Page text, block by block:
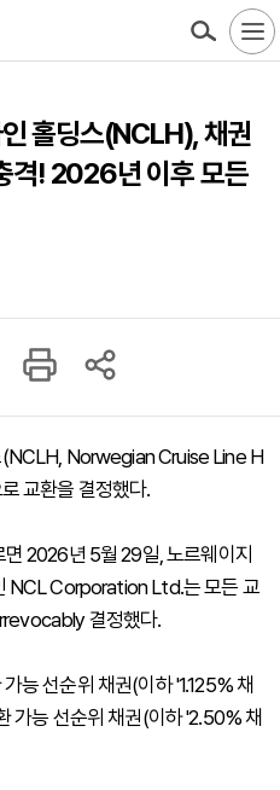
홀딩스(NCLH), 채권
격! 2026년 이후 모든
Norwegian Cruise Line H
교환을 결정했다.
2026년 5월 29일, 노르웨이지
NCL Corporation Ltd.는 모든 교
결정했다.
능 선순위 채권(이하 '1.125% 채
가능 선순위 채권(이하 '2.50% 채